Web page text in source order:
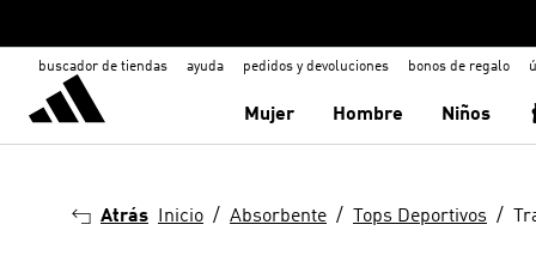
buscador de tiendas ayuda pedidos y devoluciones bonos de regalo
Mujer Hombre Niños
Atrás Inicio Absorbente Tops Deportivos